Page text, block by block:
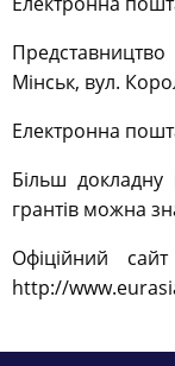
Представництво
Мінськ, вул.
Електронна
Більш
грантів можна
Офіційний
http://